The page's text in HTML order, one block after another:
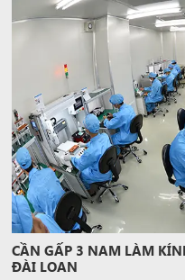
CẦN GẤP 3 NAM LÀM
ĐÀI LOAN